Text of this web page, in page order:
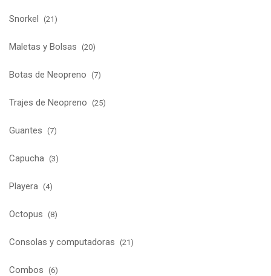
Snorkel (21)
Maletas y Bolsas (20)
Botas de Neopreno (7)
Trajes de Neopreno (25)
Guantes (7)
Capucha (3)
Playera (4)
Octopus (8)
Consolas y computadoras (21)
Combos (6)